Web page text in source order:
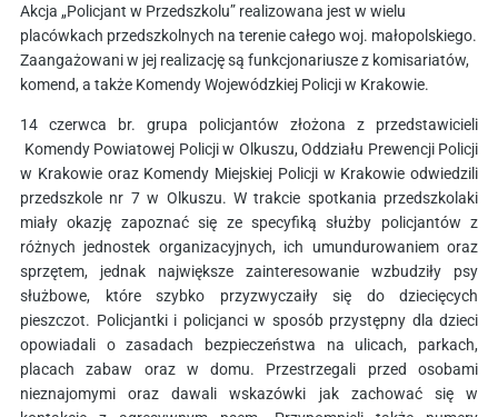
Akcja „Policjant w Przedszkolu” realizowana jest w wielu
placówkach przedszkolnych na terenie całego woj. małopolskiego.
Zaangażowani w jej realizację są funkcjonariusze z komisariatów,
komend, a także Komendy Wojewódzkiej Policji w Krakowie.
14 czerwca br. grupa policjantów złożona z przedstawicieli
Komendy Powiatowej Policji w Olkuszu, Oddziału Prewencji Policji
w Krakowie oraz Komendy Miejskiej Policji w Krakowie odwiedzili
przedszkole nr 7 w Olkuszu. W trakcie spotkania przedszkolaki
miały okazję zapoznać się ze specyfiką służby policjantów z
różnych jednostek organizacyjnych, ich umundurowaniem oraz
sprzętem, jednak największe zainteresowanie wzbudziły psy
służbowe, które szybko przyzwyczaiły się do dziecięcych
pieszczot. Policjantki i policjanci w sposób przystępny dla dzieci
opowiadali o zasadach bezpieczeństwa na ulicach, parkach,
placach zabaw oraz w domu. Przestrzegali przed osobami
nieznajomymi oraz dawali wskazówki jak zachować się w